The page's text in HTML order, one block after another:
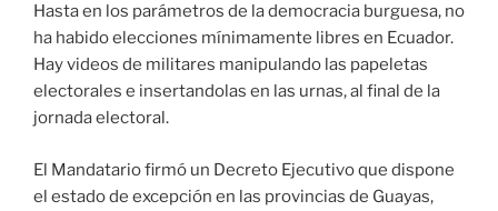
Hasta en los parámetros de la democracia burguesa, no
ha habido elecciones mínimamente libres en Ecuador.
Hay videos de militares manipulando las papeletas
electorales e insertandolas en las urnas, al final de la
jornada electoral.
El Mandatario firmó un Decreto Ejecutivo que dispone
el estado de excepción en las provincias de Guayas,